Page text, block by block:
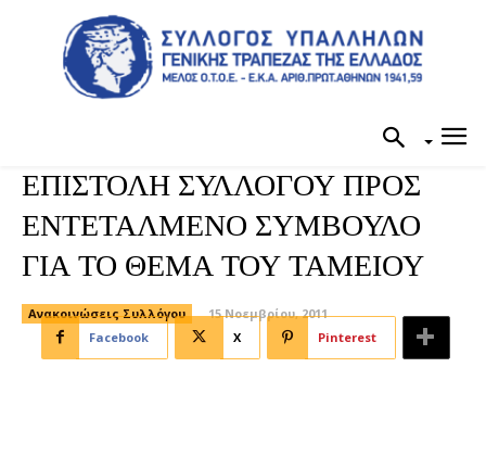
ΕΠΙΣΤΟΛΗ ΣΥΛΛΟΓΟΥ ΠΡΟΣ
ΕΝΤΕΤΑΛΜΕΝΟ ΣΥΜΒΟΥΛΟ
ΓΙΑ ΤΟ ΘΕΜΑ ΤΟΥ ΤΑΜΕΙΟΥ
Ανακοινώσεις Συλλόγου
15 Νοεμβρίου, 2011
Facebook
X Pinterest